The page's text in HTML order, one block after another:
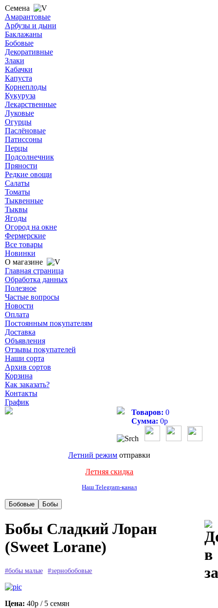
Семена
Амарантовые
Арбузы и дыни
Баклажаны
Бобовые
Декоративные
Злаки
Кабачки
Капуста
Корнеплоды
Кукуруза
Лекарственные
Луковые
Огурцы
Паслёновые
Патиссоны
Перцы
Подсолнечник
Пряности
Редкие овощи
Салаты
Томаты
Тыквенные
Тыквы
Ягоды
Огород на окне
Фермерские
Все товары
Новинки
О магазине
Главная страница
Обработка данных
Полезное
Частые вопросы
Новости
Оплата
Постоянным покупателям
Доставка
Объявления
Отзывы покупателей
Наши сорта
Архив сортов
Корзина
Как заказать?
Контакты
График
Товаров: 0
Сумма: 0р
Летний режим отправки
Летняя скидка
Наш Telegram-канал
Бобы Сладкий Лоран
(Sweet Lorane)
#бобы малые #зернобобовые
Цена: 40р / 5 семян